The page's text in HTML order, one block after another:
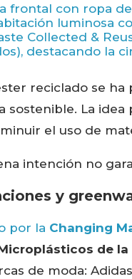
reciclado se
sostenible. La
el uso de
intención no
y
por la Changing
de la
de moda: